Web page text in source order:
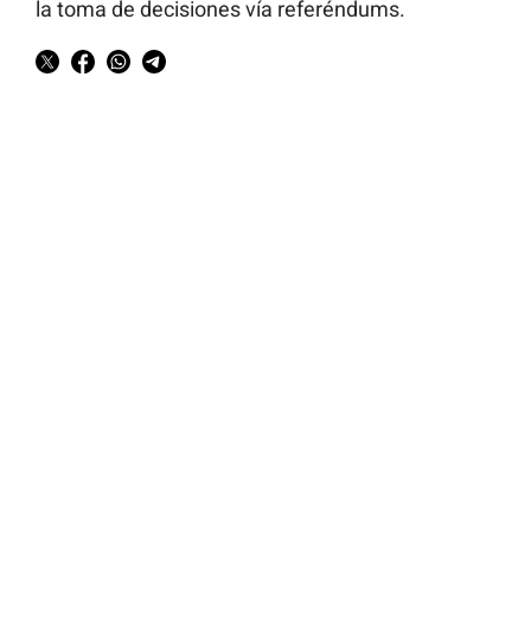
la toma de decisiones vía referéndums.